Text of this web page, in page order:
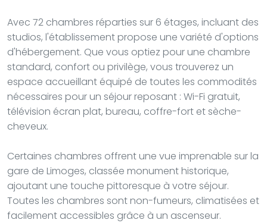
Avec 72 chambres réparties sur 6 étages, incluant des
studios, l'établissement propose une variété d'options
d'hébergement. Que vous optiez pour une chambre
standard, confort ou privilège, vous trouverez un
espace accueillant équipé de toutes les commodités
nécessaires pour un séjour reposant : Wi-Fi gratuit,
télévision écran plat, bureau, coffre-fort et sèche-
cheveux.
Certaines chambres offrent une vue imprenable sur la
gare de Limoges, classée monument historique,
ajoutant une touche pittoresque à votre séjour.
Toutes les chambres sont non-fumeurs, climatisées et
facilement accessibles grâce à un ascenseur.